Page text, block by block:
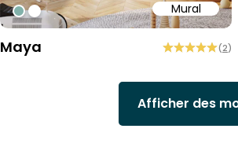
Mural
#82b1aa
#ffffff
Maya (2)
Afficher des